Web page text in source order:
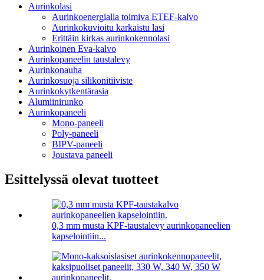
Aurinkolasi
Aurinkoenergialla toimiva ETEF-kalvo
Aurinkokuvioitu karkaistu lasi
Erittäin kirkas aurinkokennolasi
Aurinkoinen Eva-kalvo
Aurinkopaneelin taustalevy
Aurinkonauha
Aurinkosuoja silikonitiiviste
Aurinkokytkentärasia
Alumiinirunko
Aurinkopaneeli
Mono-paneeli
Poly-paneeli
BIPV-paneeli
Joustava paneeli
Esittelyssä olevat tuotteet
0,3 mm musta KPF-taustalevy aurinkopaneelien
kapselointiin...